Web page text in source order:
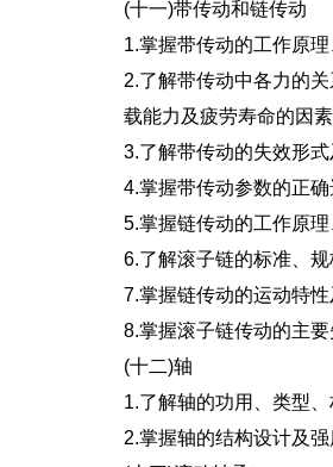
(十一)带传动和链传动
1.掌握带传动的工作原理
2.了解带传动中各力的关
载能力及疲劳寿命的因素
3.了解带传动的失效形式
4.掌握带传动参数的正确
5.掌握链传动的工作原理
6.了解滚子链的标准、规
7.掌握链传动的运动特性
8.掌握滚子链传动的主要
(十二)轴
1.了解轴的功用、类型、
2.掌握轴的结构设计及强